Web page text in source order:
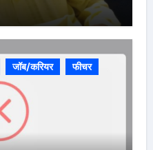
जॉब/करियर फीचर